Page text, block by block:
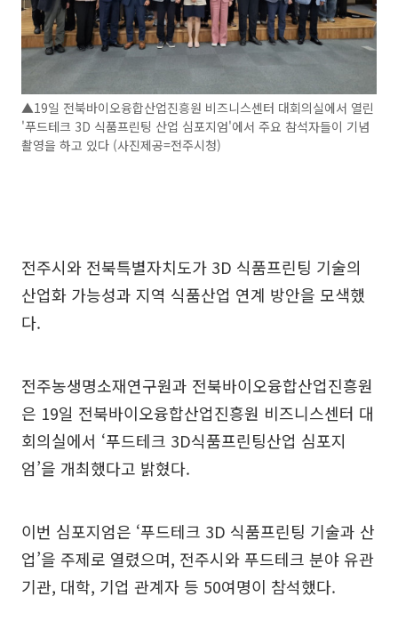
▲19일 전북바이오융합산업진흥원 비즈니스센터 대회의실에서 열린
'푸드테크 3D 식품프린팅 산업 심포지엄'에서 주요 참석자들이 기념
촬영을 하고 있다 (사진제공=전주시청)
전주시와 전북특별자치도가 3D 식품프린팅 기술의
산업화 가능성과 지역 식품산업 연계 방안을 모색했
다.
전주농생명소재연구원과 전북바이오융합산업진흥원
은 19일 전북바이오융합산업진흥원 비즈니스센터 대
회의실에서 ‘푸드테크 3D식품프린팅산업 심포지
엄’을 개최했다고 밝혔다.
이번 심포지엄은 ‘푸드테크 3D 식품프린팅 기술과 산
업’을 주제로 열렸으며, 전주시와 푸드테크 분야 유관
기관, 대학, 기업 관계자 등 50여명이 참석했다.